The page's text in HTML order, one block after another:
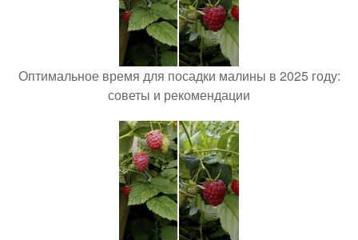
Оптимальное время для посадки малины в 2025 году:
советы и рекомендации